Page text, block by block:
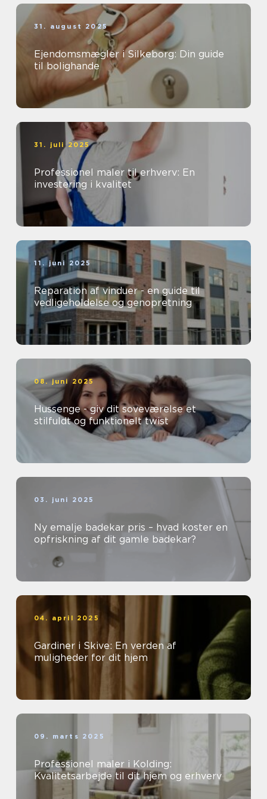
31. august 2025
Ejendomsmægler i Silkeborg: Din guide
til bolighande
31. juli 2025
Professionel maler til erhverv: En
investering i kvalitet
11. juni 2025
Reparation af vinduer - en guide til
vedligeholdelse og genopretning
08. juni 2025
Hussenge - giv dit soveværelse et
stilfuldt og funktionelt twist
03. juni 2025
Ny emalje badekar pris – hvad koster en
opfriskning af dit gamle badekar?
04. april 2025
Gardiner i Skive: En verden af
muligheder for dit hjem
09. marts 2025
Professionel maler i Kolding:
Kvalitetsarbejde til dit hjem og erhverv